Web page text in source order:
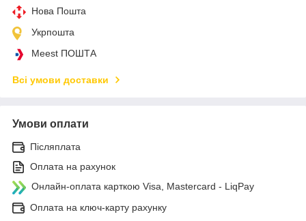
Нова Пошта
Укрпошта
Meest ПОШТА
Всі умови доставки
Умови оплати
Післяплата
Оплата на рахунок
Онлайн-оплата карткою Visa, Mastercard - LiqPay
Оплата на ключ-карту рахунку